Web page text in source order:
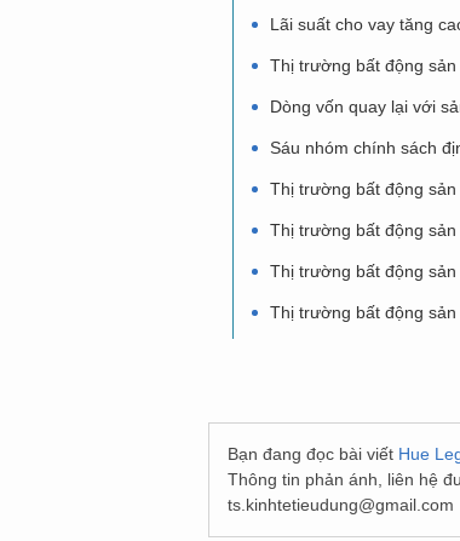
Lãi suất cho vay tăng
Thị trường bất động
Dòng vốn quay lại với
Sáu nhóm chính sách
Thị trường bất động
Thị trường bất động
Thị trường bất động
Thị trường bất động
Bạn đang đọc bài viết Hue
Thông tin phản ánh, liên hệ
ts.kinhtetieudung@gmail.com